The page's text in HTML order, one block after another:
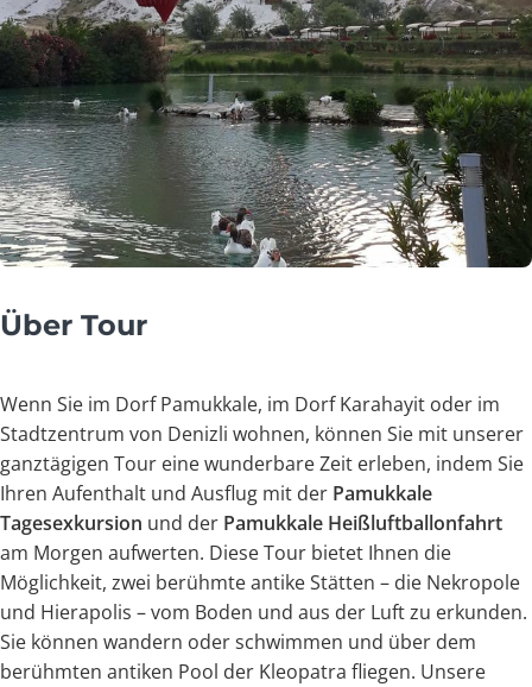
Über Tour
Wenn Sie im Dorf Pamukkale, im Dorf Karahayit oder im
Stadtzentrum von Denizli wohnen, können Sie mit unserer
ganztägigen Tour eine wunderbare Zeit erleben, indem Sie
Ihren Aufenthalt und Ausflug mit der Pamukkale
Tagesexkursion und der Pamukkale Heißluftballonfahrt
am Morgen aufwerten. Diese Tour bietet Ihnen die
Möglichkeit, zwei berühmte antike Stätten – die Nekropole
und Hierapolis – vom Boden und aus der Luft zu erkunden.
Sie können wandern oder schwimmen und über dem
berühmten antiken Pool der Kleopatra fliegen. Unsere